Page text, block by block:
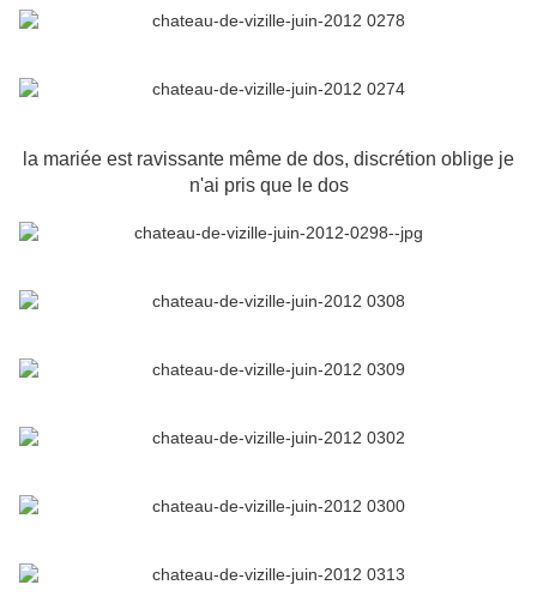
la mariée est ravissante même de dos, discrétion oblige je
n'ai pris que le dos